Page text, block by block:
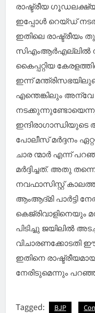
രാഷ്ട്രീയ
ഇപ്പോള്‍ റെയ്ഡ്
ഇതിലെ രാഷ്ട്രീയം
സിഎംആര്‍എല്ലില്‍
കൈപ്പറ്റിയ
ഇന്ന്
എന്തെങ്കിലും
പോലീസ് മര്‍ദ്ദനം
ചാര ന്മാര്‍ എന്ന്
മര്‍ദ്ദിച്ചത്. അതു
നവഫാസിസ്റ്റ്
ആംആദ്മി പാര്‍ട്ടി
പിടിച്ചു ജയിലില്‍
വിചാരണക്കോടതി
ഇതിനെ
നേരിടുമെന്നും
Tagged: BJP